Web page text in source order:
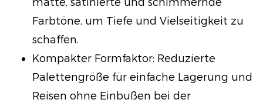
Farbtöne, um Tiefe und Vielseitigkeit zu
schaffen.
Kompakter Formfaktor: Reduzierte
Palettengröße für einfache Lagerung und
Reisen ohne Einbußen bei der